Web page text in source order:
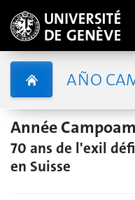
AÑO
Année
70 ans de l'exil
en Suisse